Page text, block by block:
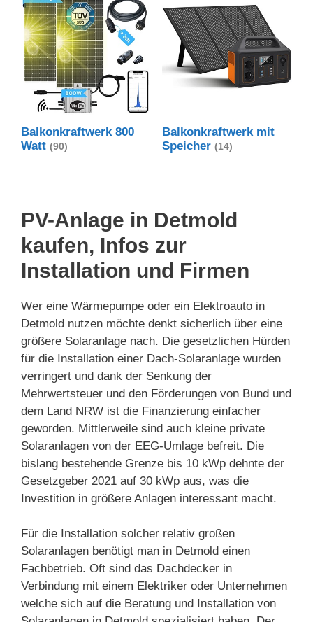
Balkonkraftwerk 800
Watt (90)
Balkonkraftwerk mit
Speicher (14)
PV-Anlage in Detmold
kaufen, Infos zur
Installation und Firmen
Wer eine Wärmepumpe oder ein Elektroauto in
Detmold nutzen möchte denkt sicherlich über eine
größere Solaranlage nach. Die gesetzlichen Hürden
für die Installation einer Dach-Solaranlage wurden
verringert und dank der Senkung der
Mehrwertsteuer und den Förderungen von Bund und
dem Land NRW ist die Finanzierung einfacher
geworden. Mittlerweile sind auch kleine private
Solaranlagen von der EEG-Umlage befreit. Die
bislang bestehende Grenze bis 10 kWp dehnte der
Gesetzgeber 2021 auf 30 kWp aus, was die
Investition in größere Anlagen interessant macht.
Für die Installation solcher relativ großen
Solaranlagen benötigt man in Detmold einen
Fachbetrieb. Oft sind das Dachdecker in
Verbindung mit einem Elektriker oder Unternehmen
welche sich auf die Beratung und Installation von